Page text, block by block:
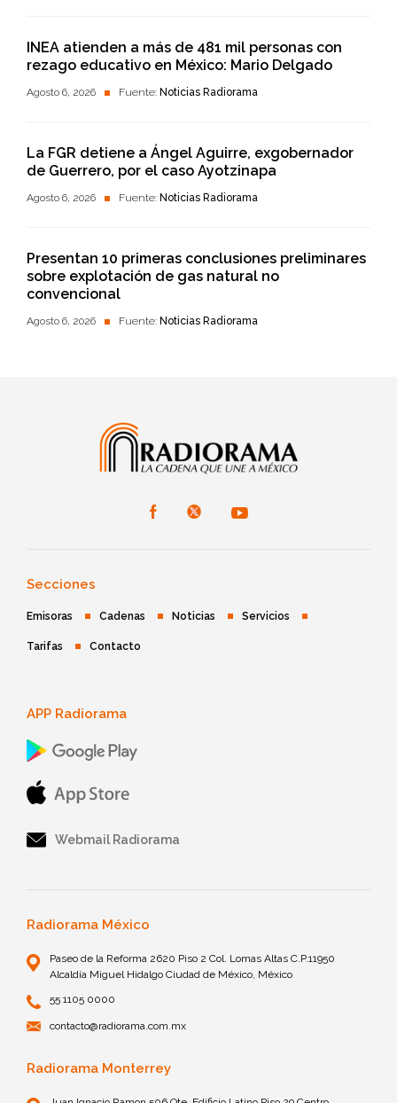
INEA atienden a más de 481 mil personas con
rezago educativo en México: Mario Delgado
Agosto 6, 2026 Fuente: Noticias Radiorama
La FGR detiene a Ángel Aguirre, exgobernador
de Guerrero, por el caso Ayotzinapa
Agosto 6, 2026 Fuente: Noticias Radiorama
Presentan 10 primeras conclusiones preliminares
sobre explotación de gas natural no
convencional
Agosto 6, 2026 Fuente: Noticias Radiorama
Secciones
Emisoras Cadenas Noticias Servicios
Tarifas Contacto
APP Radiorama
Webmail Radiorama
Radiorama México
Paseo de la Reforma 2620 Piso 2 Col. Lomas Altas C.P.11950
Alcaldía Miguel Hidalgo Ciudad de México, México
55 1105 0000
contacto@radiorama.com.mx
Radiorama Monterrey